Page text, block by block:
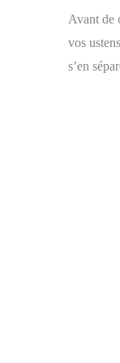
Avant de
vos
s’en